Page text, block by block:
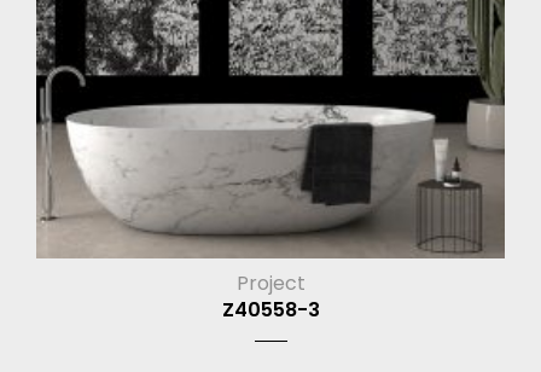
Project
Z40558-3